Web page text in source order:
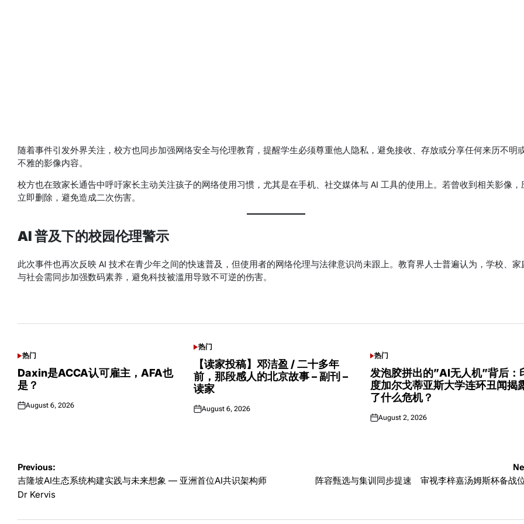
随着事件引发外界关注，校方也同步加强网络安全与伦理教育，提醒学生必须尊重他人隐私，避免接收、存放或分享任何来历不明
不雅的影像内容。
校方也在致家长通告中呼吁家长主动关注孩子的网络使用习惯，尤其是在手机、社交媒体与 AI 工具的使用上。若曾收到相关影像，
立即删除，避免造成二次伤害。
AI 普及下的校园伦理警示
此次事件也再次反映 AI 技术在青少年之间的快速普及，但使用者的网络伦理与法律意识尚未跟上。教育界人士普遍认为，学校、家
与社会需同步加强数码素养，避免科技被滥用导致不可逆的伤害。
POSTED
IN
热门
Daxin是ACCA认可雇主，AFA也
是？
Posted
August 6, 2026
POSTED
热门
【读家投稿】邓洁盈 / 二十多年
前，那段感人的北京故事 – 副刊 –
读家
Posted
August 6, 2026
POSTED
IN
热门
发泡胶拼出的”AI无人机”背后：
度加尔戈蒂亚斯大学连环丑闻揭
了什么危机？
Posted
August 2, 2026
Post
navigation
Previous:
吉隆坡AI生态系统构建实践与未来想象 — 亚洲首位AI共识架构师
Dr Kervis
阵容甄选与集训同步提速 审视李梓嘉汤姆斯杯备战